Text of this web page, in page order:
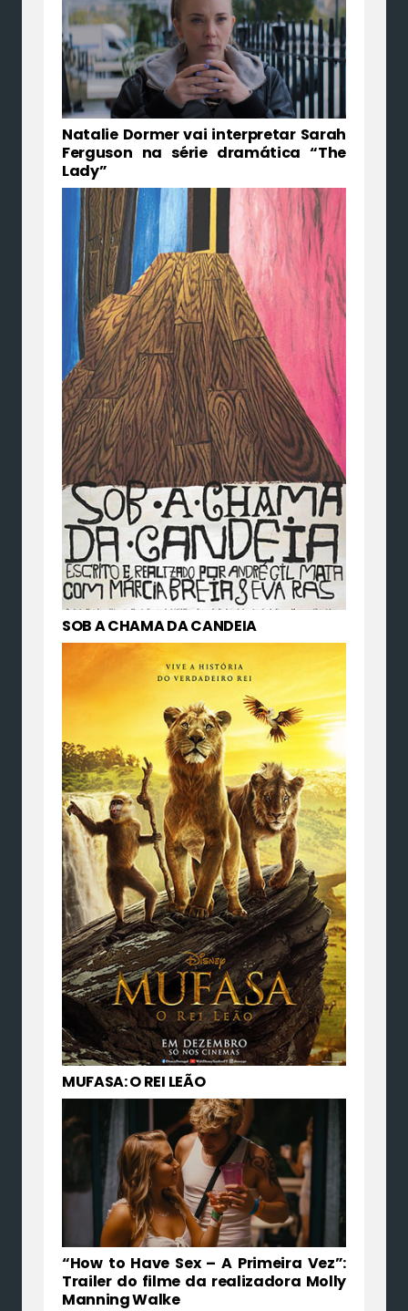
Natalie Dormer vai interpretar Sarah
Ferguson na série dramática “The
Lady”
SOB A CHAMA DA CANDEIA
MUFASA: O REI LEÃO
“How to Have Sex – A Primeira Vez”:
Trailer do filme da realizadora Molly
Manning Walke